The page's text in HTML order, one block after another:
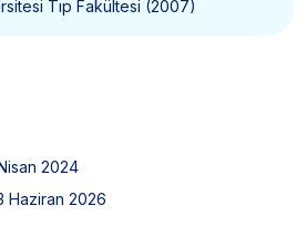
Tıp Fakültesi (2007)
2024
Haziran 2026